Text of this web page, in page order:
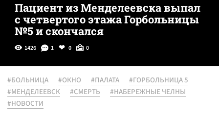
Пациент из Менделеевска выпал
с четвертого этажа Горбольницы
№5 и скончался
1426 1 0 0
#БОЛЬНИЦА #ОКНО #ПАЛАТА
#ГОРБОЛЬНИЦА 5
#МЕНДЕЛЕЕВСК
#СМЕРТЬ
#НАБЕРЕЖНЫЕ ЧЕЛНЫ
#НОВОСТИ